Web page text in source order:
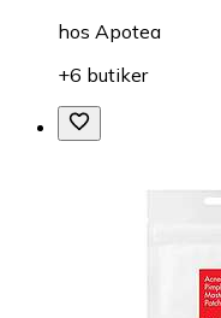
hos Apotea
+6 butiker